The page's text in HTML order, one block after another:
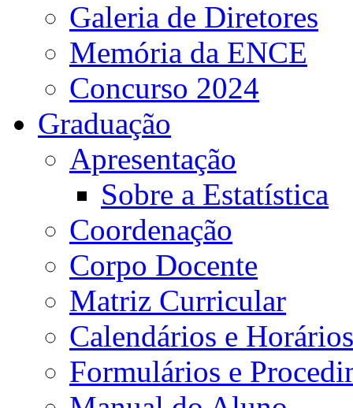
Galeria de Diretores
Memória da ENCE
Concurso 2024
Graduação
Apresentação
Sobre a Estatística
Coordenação
Corpo Docente
Matriz Curricular
Calendários e Horários
Formulários e